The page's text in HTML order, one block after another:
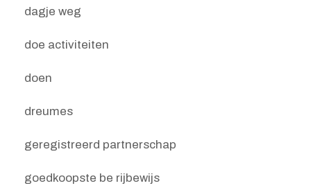
dagje weg
doe activiteiten
doen
dreumes
geregistreerd partnerschap
goedkoopste be rijbewijs